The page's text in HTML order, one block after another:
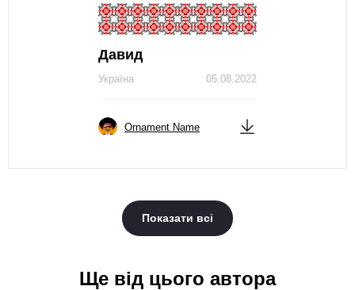
Давид
05.08.2022
Україна
Ornament Name
Показати всі
Ще від цього автора